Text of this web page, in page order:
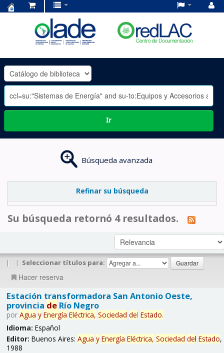
OLADE
-
Ir
Búsqueda avanzada
Refinar su búsqueda
Su búsqueda retornó 4 resultados.
| | Seleccionar títulos para:
Hacer reserva
Estación transformadora San Antonio Oeste,
provincia deRío Negro
por Agua y Energía Eléctrica, Sociedad del Estado.
Idioma: Español
Editor: Buenos Aires: Agua y Energía Eléctrica, Sociedad del Estado,
1988